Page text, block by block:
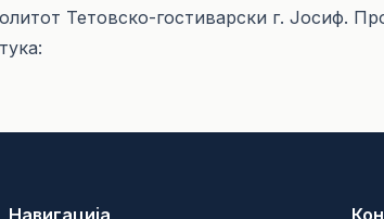
Тетовско-гостиварски г. Јосиф.
тука:
Навигација